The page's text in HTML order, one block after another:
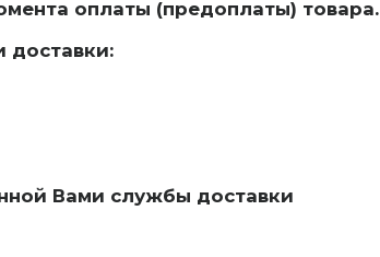
оплаты (предоплаты) товара.
доставки:
Вами службы доставки